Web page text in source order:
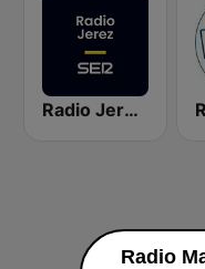
Radio Jerez SER
Radio